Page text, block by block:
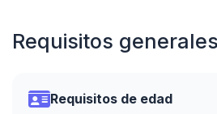
Requisitos generales
Requisitos de edad